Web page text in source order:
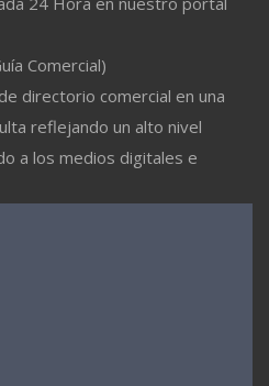
Comercial)
directorio comercial en una
reflejando un alto nivel
a los medios digitales e